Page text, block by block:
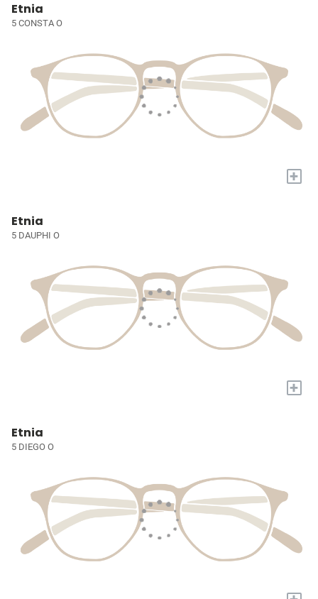
Etnia
5 CONSTA O
+
Etnia
5 DAUPHI O
+
Etnia
5 DIEGO O